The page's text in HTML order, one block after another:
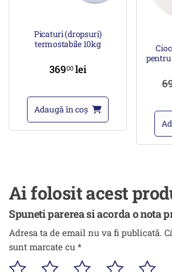
Picaturi (dropsuri)
termostabile 10kg
36900 lei
Adaugă în coș
Ai folosit acest
Spuneti parerea si acorda o nota
Adresa ta de email nu va fi publicată.
sunt marcate cu *